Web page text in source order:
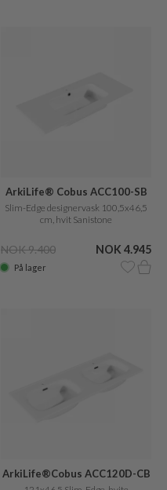
ArkiLife® Cobus ACC100-SB
Slim-Edge designervask 100,5x46,5
cm, hvit Sanistone
NOK 9.400 NOK 4.945
På lager
ArkiLife®Cobus ACC120D-CB